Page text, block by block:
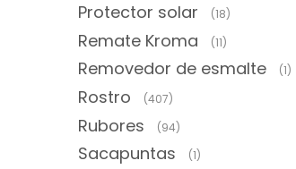
Protector solar (18)
Remate Kroma (11)
Removedor de esmalte (1)
Rostro (407)
Rubores (94)
Sacapuntas (1)